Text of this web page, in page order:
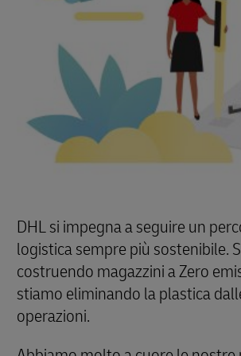
DHL si impegna a seguire un
logistica sempre più sostenibile.
costruendo magazzini a Zero
stiamo eliminando la plastica
operazioni.